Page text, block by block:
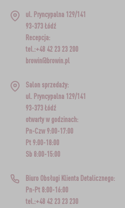
ul. Pryncypalna 129/141
93-373 Łódź
Recepcja:
tel.:+48 42 23 23 200
browin@browin.pl
Salon sprzedaży:
ul. Pryncypalna 129/141
93-373 Łódź
otwarty w godzinach:
Pn-Czw 9:00-17:00
Pt 9:00-18:00
Sb 8:00-15:00
Biuro Obsługi Klienta Detalicznego:
Pn-Pt 8:00-16:00
tel.:+48 42 23 23 230